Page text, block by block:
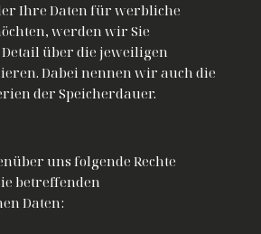
Ihre Daten für werbliche
werden wir Sie
über die jeweiligen
Dabei nennen wir auch die
der Speicherdauer.
uns folgende Rechte
betreffenden
Daten: